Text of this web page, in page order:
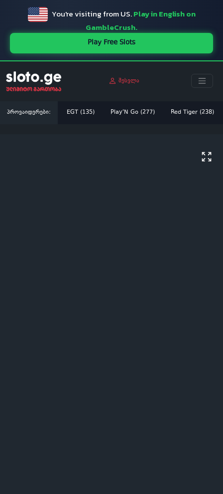
You're visiting from US.Play in English on
GambleCrush.
Play Free Slots
შესვლა
პროვაიდერები: EGT (135) Play'N Go (277) Red Tiger (238)